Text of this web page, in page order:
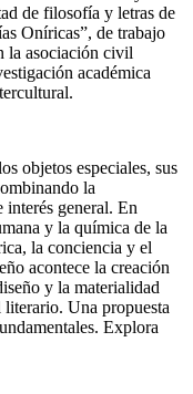
de filosofía y letras de
Oníricas”, de trabajo
la asociación civil
académica
objetos especiales, sus
la
interés general. En
y la química de la
la conciencia y el
acontece la creación
y la materialidad
Una propuesta
Explora